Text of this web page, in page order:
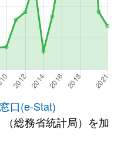
口(e-Stat)
（総務省統計局）を加